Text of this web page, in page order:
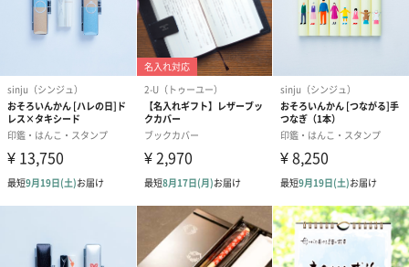
商品詳細情報
ズ
幅144mm×高さ12mm
商品本体重量
32g
パッケージ内
同梱物
保証規定・取扱説明書
パッケージ外
直方体紙箱
装サイズ
幅173mm×奥行65mm×高さ32mm